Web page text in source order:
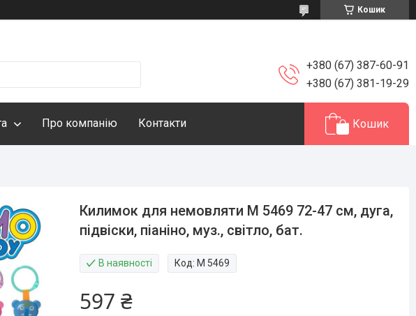
Кошик
+380 (67) 387-60-91
+380 (67) 381-19-29
Про компанію Контакти Кошик
Килимок для немовляти М 5469 72-47 см, дуга,
підвіски, піаніно, муз., світло, бат.
В наявності Код: M 5469
597 ₴